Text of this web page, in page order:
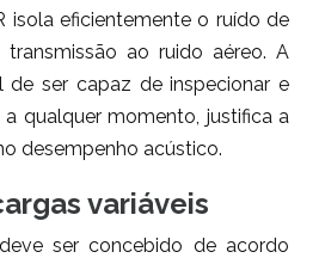
isola eficientemente o ruído de
ao ruido aéreo. A
de ser capaz de inspecionar e
qualquer momento, justifica a
desempenho acústico.
variáveis
ser concebido de acordo